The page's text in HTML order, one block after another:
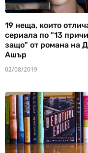
19 неща, които
сериала по "13
защо" от романа на
Ашър
02/08/2019